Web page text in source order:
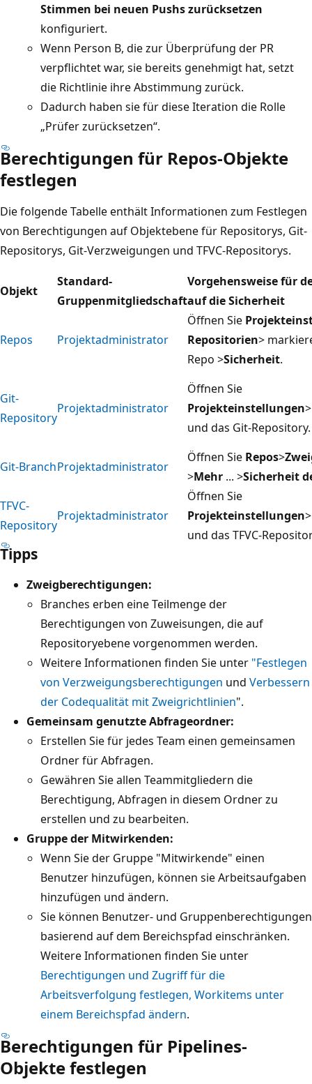
Stimmen bei neuen Pushs zurücksetzen
konfiguriert.
Wenn Person B, die zur Überprüfung der PR
verpflichtet war, sie bereits genehmigt hat, setzt
die Richtlinie ihre Abstimmung zurück.
Dadurch haben sie für diese Iteration die Rolle
„Prüfer zurücksetzen“.
Berechtigungen für Repos-Objekte
festlegen
Die folgende Tabelle enthält Informationen zum Festlegen
von Berechtigungen auf Objektebene für Repositorys, Git-
Repositorys, Git-Verzweigungen und TFVC-Repositorys.
Objekt
Standard-
Gruppenmitgliedschaft
Vorgehensweise für
auf die Sicherheit
Repos Projektadministrator
Öffnen Sie
Repositorien>
Repo >Sicherheit.
Git-
Repository
Projektadministrator
Öffnen Sie
Projekteinstellungen>
und das Git-Repository.
Git-BranchProjektadministrator
Öffnen Sie Repos>
>Mehr ... >Sicherheit
TFVC-
Repository
Projektadministrator
Öffnen Sie
Projekteinstellungen>
und das TFVC-
Tipps
Zweigberechtigungen:
Branches erben eine Teilmenge der
Berechtigungen von Zuweisungen, die auf
Repositoryebene vorgenommen werden.
Weitere Informationen finden Sie unter "Festlegen
von Verzweigungsberechtigungen und Verbessern
der Codequalität mit Zweigrichtlinien".
Gemeinsam genutzte Abfrageordner:
Erstellen Sie für jedes Team einen gemeinsamen
Ordner für Abfragen.
Gewähren Sie allen Teammitgliedern die
Berechtigung, Abfragen in diesem Ordner zu
erstellen und zu bearbeiten.
Gruppe der Mitwirkenden:
Wenn Sie der Gruppe "Mitwirkende" einen
Benutzer hinzufügen, können sie Arbeitsaufgaben
hinzufügen und ändern.
Sie können Benutzer- und Gruppenberechtigungen
basierend auf dem Bereichspfad einschränken.
Weitere Informationen finden Sie unter
Berechtigungen und Zugriff für die
Arbeitsverfolgung festlegen, Workitems unter
einem Bereichspfad ändern.
Berechtigungen für Pipelines-
Objekte festlegen